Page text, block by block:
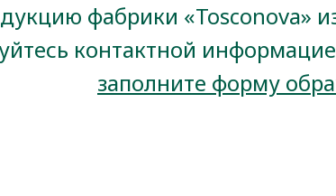
фабрики «Tosconova»
контактной
заполните форму